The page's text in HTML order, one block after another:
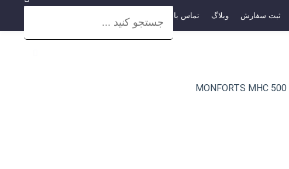
ثبت سفارش وبلاگ تماس با ما